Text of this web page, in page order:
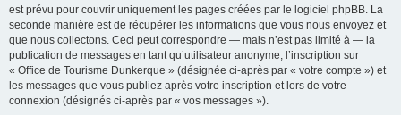
est prévu pour couvrir uniquement les pages créées par le logiciel phpBB. La
seconde manière est de récupérer les informations que vous nous envoyez et
que nous collectons. Ceci peut correspondre — mais n’est pas limité à — la
publication de messages en tant qu’utilisateur anonyme, l’inscription sur
« Office de Tourisme Dunkerque » (désignée ci-après par « votre compte ») et
les messages que vous publiez après votre inscription et lors de votre
connexion (désignés ci-après par « vos messages »).